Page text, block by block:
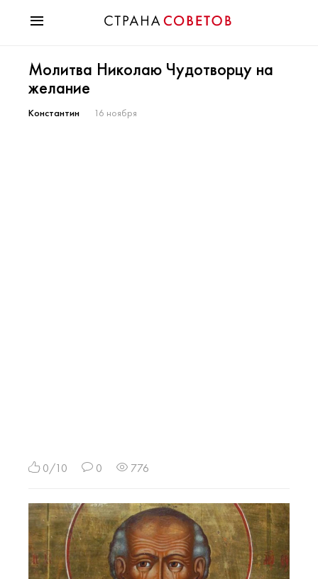
Мода
Звезды
Гороскопы
Молитва Николаю Чудотворцу на
желание
Константин 16 ноября
0/10 0 776